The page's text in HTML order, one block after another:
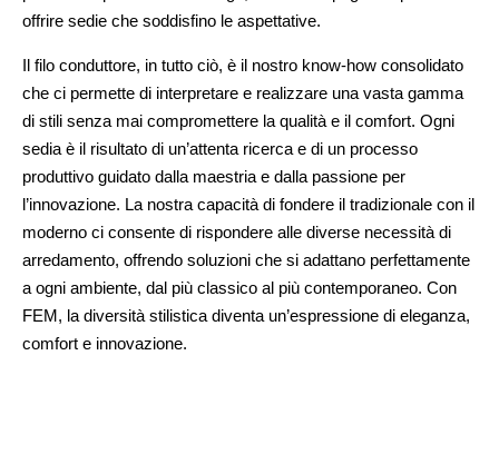
offrire sedie che soddisfino le aspettative.
Il filo conduttore, in tutto ciò, è il nostro know-how consolidato
che ci permette di interpretare e realizzare una vasta gamma
di stili senza mai compromettere la qualità e il comfort. Ogni
sedia è il risultato di un’attenta ricerca e di un processo
produttivo guidato dalla maestria e dalla passione per
l’innovazione. La nostra capacità di fondere il tradizionale con il
moderno ci consente di rispondere alle diverse necessità di
arredamento, offrendo soluzioni che si adattano perfettamente
a ogni ambiente, dal più classico al più contemporaneo. Con
FEM, la diversità stilistica diventa un’espressione di eleganza,
comfort e innovazione.